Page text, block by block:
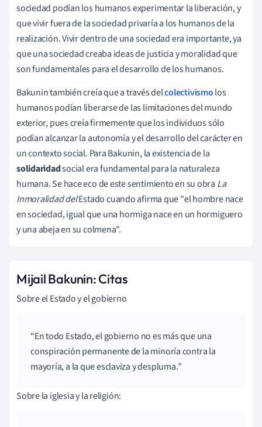
sociedad podían los humanos experimentar la liberación, y
que vivir fuera de la sociedad privaría a los humanos de la
realización. Vivir dentro de una sociedad era importante, ya
que una sociedad creaba ideas de justicia y moralidad que
son fundamentales para el desarrollo de los humanos.
Bakunin también creía que a través delcolectivismolos
humanos podían liberarse de las limitaciones del mundo
exterior, pues creía firmemente que los individuos sólo
podían alcanzar la autonomíay el desarrollo del carácter en
un contexto social. Para Bakunin, la existencia de la
solidaridadsocial era fundamental para la naturaleza
humana. Se hace eco de este sentimiento en su obra La
Inmoralidad delEstado cuando afirma que "el hombre nace
en sociedad, igual que una hormiga nace en un hormiguero
y una abeja en su colmena".
Mijail Bakunin: Citas
Sobre el Estado y el gobierno
En todo Estado, el gobierno no es más que una
conspiración permanente de la minoría contra la
mayoría, a la que esclaviza y despluma.
Sobre la iglesia y la religión: